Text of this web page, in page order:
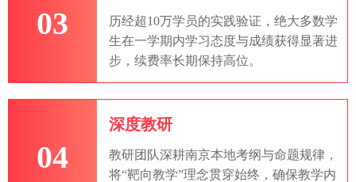
03
历经超10万学员的实践验证，绝大多数学
生在一学期内学习态度与成绩获得显著进
步，续费率长期保持高位。
04
深度教研
教研团队深耕南京本地考纲与命题规律，
将“靶向教学”理念贯穿始终，确保教学内